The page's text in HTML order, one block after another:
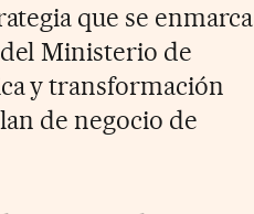
que se enmarca
Ministerio de
y transformación
de negocio de